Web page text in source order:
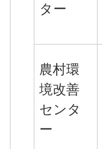
ター
農村環
境改善
センタ
ー